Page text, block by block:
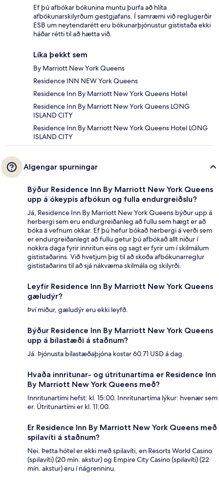
Ef þú afbókar bókunina muntu þurfa að hlíta
afbókunarskilyrðum gestgjafans. Í samræmi við reglugerðir
ESB um neytendarétt eru bókunarþjónustur gististaða ekki
háðar rétti til að hætta við.
Líka þekkt sem
By Marriott New York Queens
Residence INN NEW York Queens
Residence Inn By Marriott New York Queens Hotel
Residence Inn By Marriott New York Queens LONG
ISLAND CITY
Residence Inn By Marriott New York Queens Hotel LONG
ISLAND CITY
Algengar spurningar
Býður Residence Inn By Marriott New York Queens
upp á ókeypis afbókun og fulla endurgreiðslu?
Já, Residence Inn By Marriott New York Queens býður upp á
herbergi sem eru endurgreiðanleg að fullu sem hægt er að
bóka á vefnum okkar. Ef þú hefur bókað herbergi á verði sem
er endurgreiðanlegt að fullu getur þú afbókað allt niður í
nokkra daga fyrir innritun eins og sagt er fyrir um í skilmálum
gististaðarins. Við hvetjum þig til að skoða afbókunarreglur
gististaðarins til að sjá nákvæma skilmála og skilyrði.
Leyfir Residence Inn By Marriott New York Queens
gæludýr?
Því miður, gæludýr eru ekki leyfð.
Býður Residence Inn By Marriott New York Queens
upp á bílastæði á staðnum?
Já. Þjónusta bílastæðaþjóna kostar 60.71 USD á dag.
Hvaða innritunar- og útritunartíma er Residence Inn
By Marriott New York Queens með?
Innritunartími hefst: kl. 15:00. Innritunartíma lýkur: hvenær sem
er. Útritunartími er kl. 11:00.
Er Residence Inn By Marriott New York Queens með
spilavíti á staðnum?
Nei. Þetta hótel er ekki með spilavíti, en Resorts World Casino
(spilavíti) (20 mín. akstur) og Empire City Casino (spilavíti) (22
mín. akstur) eru í nágrenninu.